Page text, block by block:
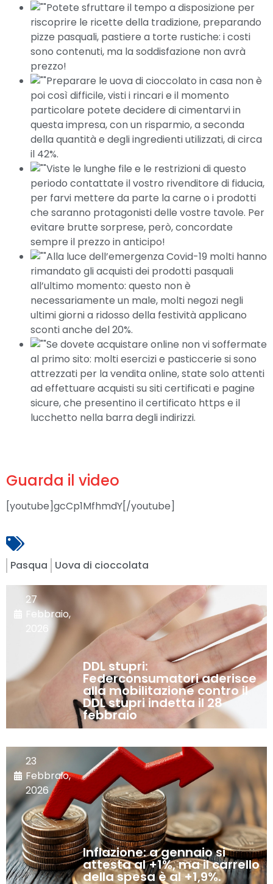
Potete sfruttare il tempo a disposizione per
riscoprire le ricette della tradizione, preparando
pizze pasquali, pastiere a torte rustiche: i costi
sono contenuti, ma la soddisfazione non avrà
prezzo!
Preparare le uova di cioccolato in casa non è
poi così difficile, visti i rincari e il momento
particolare potete decidere di cimentarvi in
questa impresa, con un risparmio, a seconda
della quantità e degli ingredienti utilizzati, di circa
il 42%.
Viste le lunghe file e le restrizioni di questo
periodo contattate il vostro rivenditore di fiducia,
per farvi mettere da parte la carne o i prodotti
che saranno protagonisti delle vostre tavole. Per
evitare brutte sorprese, però, concordate
sempre il prezzo in anticipo!
Alla luce dell’emergenza Covid-19 molti hanno
rimandato gli acquisti dei prodotti pasquali
all’ultimo momento: questo non è
necessariamente un male, molti negozi negli
ultimi giorni a ridosso della festività applicano
sconti anche del 20%.
Se dovete acquistare online non vi soffermate
al primo sito: molti esercizi e pasticcerie si sono
attrezzati per la vendita online, state solo attenti
ad effettuare acquisti su siti certificati e pagine
sicure, che presentino il certificato https e il
lucchetto nella barra degli indirizzi.
Guarda il video
[youtube]gcCp1MfhmdY[/youtube]
Pasqua Uova di cioccolata
27
Febbraio,
2026
DDL stupri:
Federconsumatori aderisce
alla mobilitazione contro il
DDL stupri indetta il 28
febbraio
23
Febbraio,
2026
Inflazione: a gennaio si
attesta al +1%, ma il carrello
della spesa è al +1,9%.